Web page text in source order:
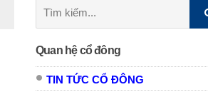
kiếm:
Quan hệ cổ đông
TIN TỨC CỔ ĐÔNG